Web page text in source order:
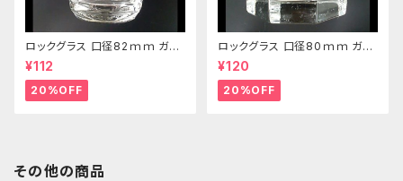
ロックグラス 口径82ｍｍ ガラ
ス製 250cc
¥112
20%OFF
ロックグラス 口径80ｍｍ ガラ
ス製 220cc
¥120
20%OFF
その他の商品